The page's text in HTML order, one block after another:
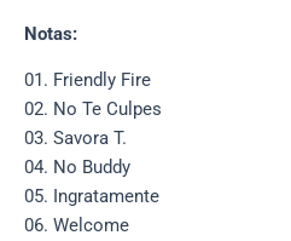
Notas:
01. Friendly Fire
02. No Te Culpes
03. Savora T.
04. No Buddy
05. Ingratamente
06. Welcome